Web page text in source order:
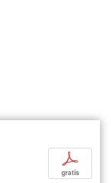
p
gratis